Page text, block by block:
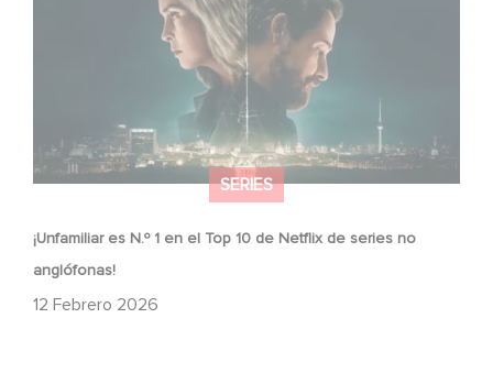
SERIES
¡Unfamiliar es N.º 1 en el Top 10 de Netflix de series no
anglófonas!
12 Febrero 2026